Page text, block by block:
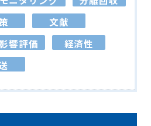
文献
響評価
経済性